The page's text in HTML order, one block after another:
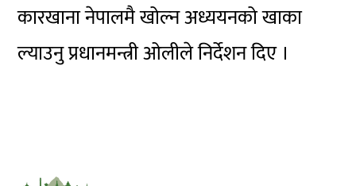
कारखाना नेपालमै खोल्न अध्ययनको खाका
ल्याउनु प्रधानमन्त्री ओलीले निर्देशन दिए ।